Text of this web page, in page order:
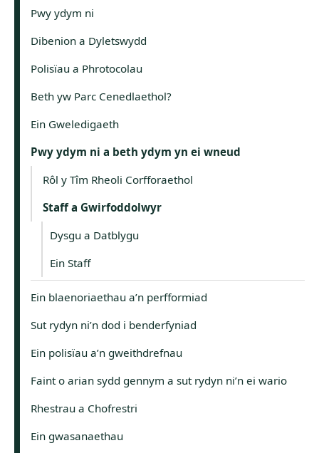
Pwy ydym ni
Dibenion a Dyletswydd
Polisïau a Phrotocolau
Beth yw Parc Cenedlaethol?
Ein Gweledigaeth
Pwy ydym ni a beth ydym yn ei wneud
Rôl y Tîm Rheoli Corfforaethol
Staff a Gwirfoddolwyr
Dysgu a Datblygu
Ein Staff
Ein blaenoriaethau a’n perfformiad
Sut rydyn ni’n dod i benderfyniad
Ein polisïau a’n gweithdrefnau
Faint o arian sydd gennym a sut rydyn ni’n ei wario
Rhestrau a Chofrestri
Ein gwasanaethau